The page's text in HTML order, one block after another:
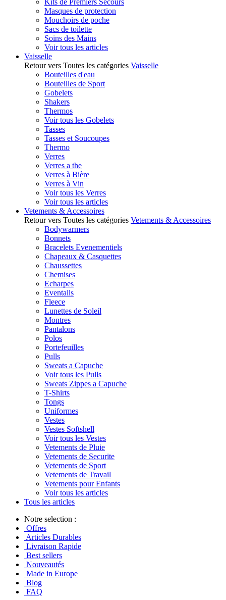
Kits de Premiers Secours
Masques de protection
Mouchoirs de poche
Sacs de toilette
Soins des Mains
Voir tous les articles
Vaisselle
Retour vers Toutes les catégories Vaisselle
Bouteilles d'eau
Bouteilles de Sport
Gobelets
Shakers
Thermos
Voir tous les Gobelets
Tasses
Tasses et Soucoupes
Thermo
Verres
Verres a the
Verres à Bière
Verres à Vin
Voir tous les Verres
Voir tous les articles
Vetements & Accessoires
Retour vers Toutes les catégories Vetements & Accessoires
Bodywarmers
Bonnets
Bracelets Evenementiels
Chapeaux & Casquettes
Chaussettes
Chemises
Echarpes
Eventails
Fleece
Lunettes de Soleil
Montres
Pantalons
Polos
Portefeuilles
Pulls
Sweats a Capuche
Voir tous les Pulls
Sweats Zippes a Capuche
T-Shirts
Tongs
Uniformes
Vestes
Vestes Softshell
Voir tous les Vestes
Vetements de Pluie
Vetements de Securite
Vetements de Sport
Vetements de Travail
Vetements pour Enfants
Voir tous les articles
Tous les articles
Notre selection :
Offres
Articles Durables
Livraison Rapide
Best sellers
Nouveautés
Made in Europe
Blog
FAQ